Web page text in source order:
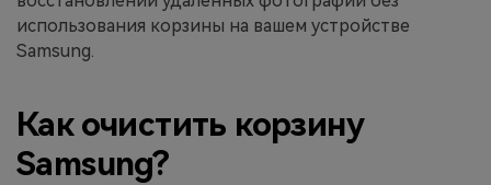
использования корзины на вашем устройстве
Samsung.
Как очистить корзину
Samsung?